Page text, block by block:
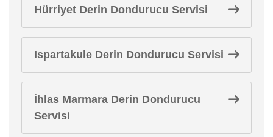
Hürriyet Derin Dondurucu Servisi
Ispartakule Derin Dondurucu Servisi
İhlas Marmara Derin Dondurucu
Servisi